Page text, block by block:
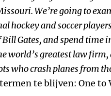
We’re going to
hockey and soccer
Gates, and spend time
world’s greatest law
who crash planes from
te blijven: One to